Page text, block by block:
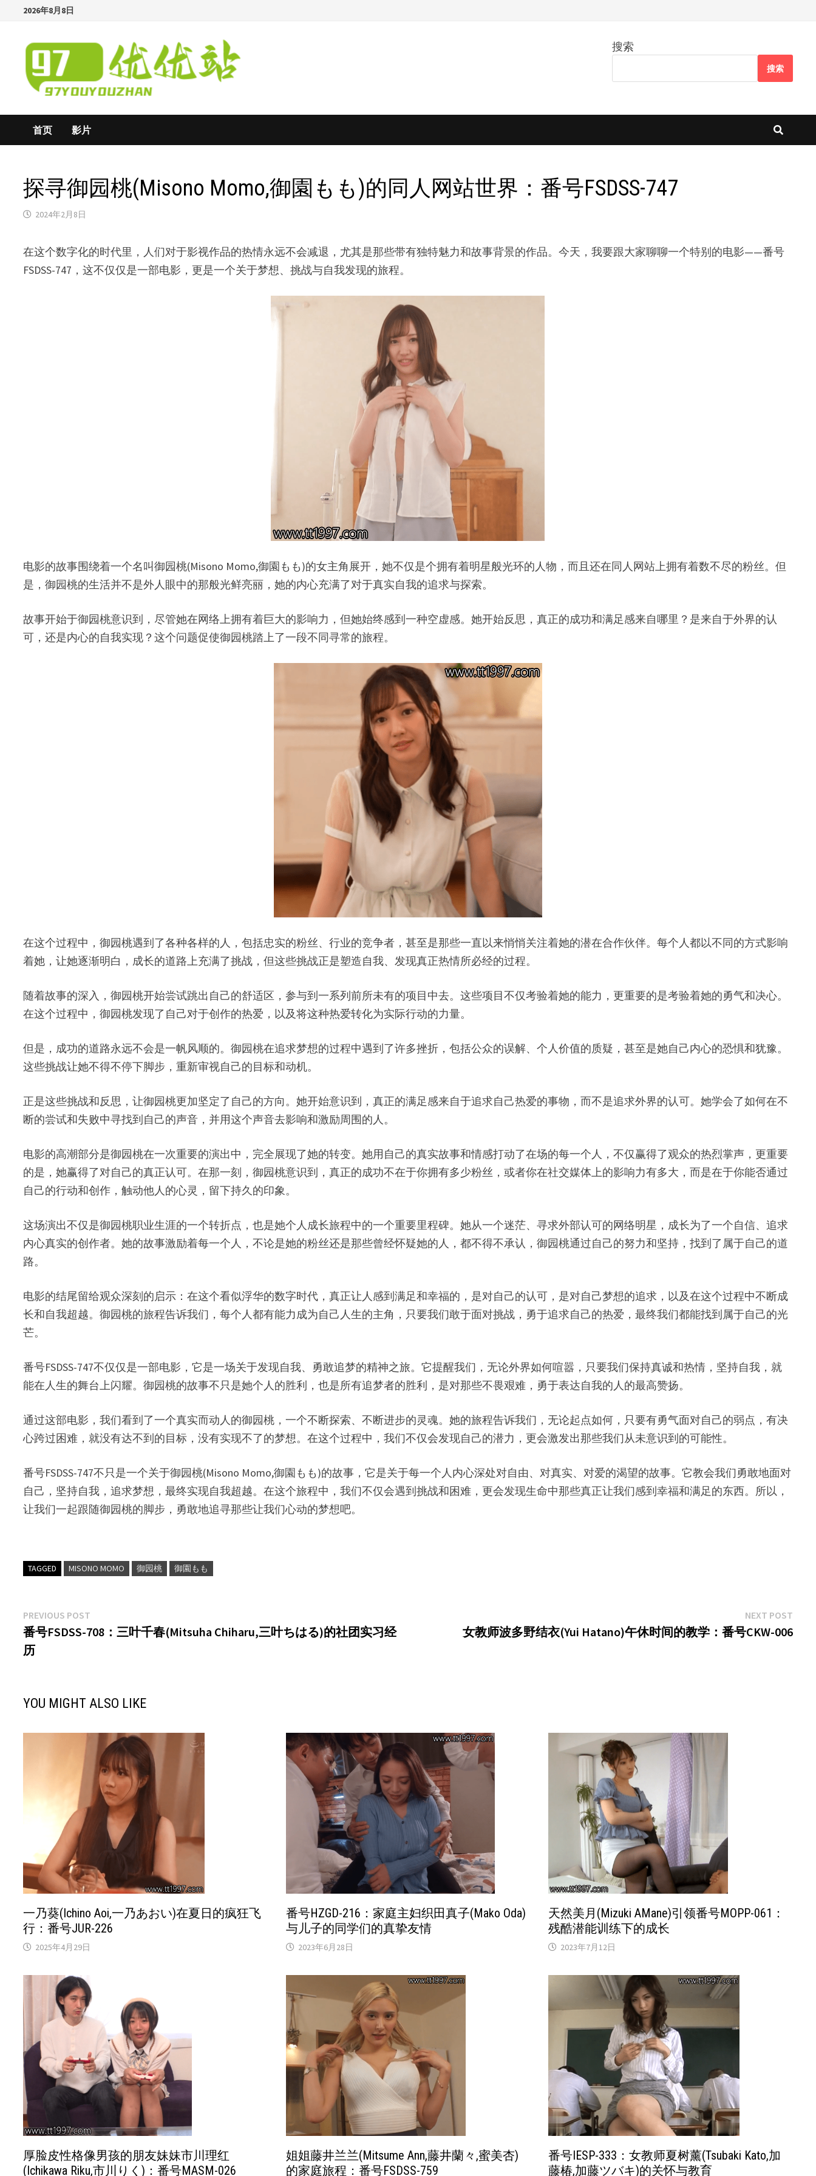
content
2026年8月8日
搜索
搜索
首页 影片
探寻御园桃(Misono Momo,御園もも)的同人网站世界：番号FSDSS-747
2024年2月8日
在这个数字化的时代里，人们对于影视作品的热情永远不会减退，尤其是那些带有独特魅力和故事背景的作品。今天，我要跟大家聊聊一个特别的电影——番号
FSDSS-747，这不仅仅是一部电影，更是一个关于梦想、挑战与自我发现的旅程。
电影的故事围绕着一个名叫御园桃(Misono Momo,御園もも)的女主角展开，她不仅是个拥有着明星般光环的人物，而且还在同人网站上拥有着数不尽的粉丝。但
是，御园桃的生活并不是外人眼中的那般光鲜亮丽，她的内心充满了对于真实自我的追求与探索。
故事开始于御园桃意识到，尽管她在网络上拥有着巨大的影响力，但她始终感到一种空虚感。她开始反思，真正的成功和满足感来自哪里？是来自于外界的认
可，还是内心的自我实现？这个问题促使御园桃踏上了一段不同寻常的旅程。
在这个过程中，御园桃遇到了各种各样的人，包括忠实的粉丝、行业的竞争者，甚至是那些一直以来悄悄关注着她的潜在合作伙伴。每个人都以不同的方式影响
着她，让她逐渐明白，成长的道路上充满了挑战，但这些挑战正是塑造自我、发现真正热情所必经的过程。
随着故事的深入，御园桃开始尝试跳出自己的舒适区，参与到一系列前所未有的项目中去。这些项目不仅考验着她的能力，更重要的是考验着她的勇气和决心。
在这个过程中，御园桃发现了自己对于创作的热爱，以及将这种热爱转化为实际行动的力量。
但是，成功的道路永远不会是一帆风顺的。御园桃在追求梦想的过程中遇到了许多挫折，包括公众的误解、个人价值的质疑，甚至是她自己内心的恐惧和犹豫。
这些挑战让她不得不停下脚步，重新审视自己的目标和动机。
正是这些挑战和反思，让御园桃更加坚定了自己的方向。她开始意识到，真正的满足感来自于追求自己热爱的事物，而不是追求外界的认可。她学会了如何在不
断的尝试和失败中寻找到自己的声音，并用这个声音去影响和激励周围的人。
电影的高潮部分是御园桃在一次重要的演出中，完全展现了她的转变。她用自己的真实故事和情感打动了在场的每一个人，不仅赢得了观众的热烈掌声，更重要
的是，她赢得了对自己的真正认可。在那一刻，御园桃意识到，真正的成功不在于你拥有多少粉丝，或者你在社交媒体上的影响力有多大，而是在于你能否通过
自己的行动和创作，触动他人的心灵，留下持久的印象。
这场演出不仅是御园桃职业生涯的一个转折点，也是她个人成长旅程中的一个重要里程碑。她从一个迷茫、寻求外部认可的网络明星，成长为了一个自信、追求
内心真实的创作者。她的故事激励着每一个人，不论是她的粉丝还是那些曾经怀疑她的人，都不得不承认，御园桃通过自己的努力和坚持，找到了属于自己的道
路。
电影的结尾留给观众深刻的启示：在这个看似浮华的数字时代，真正让人感到满足和幸福的，是对自己的认可，是对自己梦想的追求，以及在这个过程中不断成
长和自我超越。御园桃的旅程告诉我们，每个人都有能力成为自己人生的主角，只要我们敢于面对挑战，勇于追求自己的热爱，最终我们都能找到属于自己的光
芒。
番号FSDSS-747不仅仅是一部电影，它是一场关于发现自我、勇敢追梦的精神之旅。它提醒我们，无论外界如何喧嚣，只要我们保持真诚和热情，坚持自我，就
能在人生的舞台上闪耀。御园桃的故事不只是她个人的胜利，也是所有追梦者的胜利，是对那些不畏艰难，勇于表达自我的人的最高赞扬。
通过这部电影，我们看到了一个真实而动人的御园桃，一个不断探索、不断进步的灵魂。她的旅程告诉我们，无论起点如何，只要有勇气面对自己的弱点，有决
心跨过困难，就没有达不到的目标，没有实现不了的梦想。在这个过程中，我们不仅会发现自己的潜力，更会激发出那些我们从未意识到的可能性。
番号FSDSS-747不只是一个关于御园桃(Misono Momo,御園もも)的故事，它是关于每一个人内心深处对自由、对真实、对爱的渴望的故事。它教会我们勇敢地面对
自己，坚持自我，追求梦想，最终实现自我超越。在这个旅程中，我们不仅会遇到挑战和困难，更会发现生命中那些真正让我们感到幸福和满足的东西。所以，
让我们一起跟随御园桃的脚步，勇敢地追寻那些让我们心动的梦想吧。
TAGGED MISONO MOMO 御园桃 御園もも
文
章
导
PREVIOUS POST
post:
番号FSDSS-708：三叶千春(Mitsuha Chiharu,三叶ちはる)的社团实习经
历
NEXT POSTNext
post:
女教师波多野结衣(Yui Hatano)午休时间的教学：番号CKW-006
YOU MIGHT ALSO LIKE
一乃葵(Ichino Aoi,一乃あおい)在夏日的疯狂飞
行：番号JUR-226
2025年4月29日
番号HZGD-216：家庭主妇织田真子(Mako Oda)
与儿子的同学们的真挚友情
2023年6月28日
天然美月(Mizuki AMane)引领番号MOPP-061：
残酷潜能训练下的成长
2023年7月12日
厚脸皮性格像男孩的朋友妹妹市川理红
(Ichikawa Riku,市川りく)：番号MASM-026
姐姐藤井兰兰(Mitsume Ann,藤井蘭々,蜜美杏)
的家庭旅程：番号FSDSS-759
番号IESP-333：女教师夏树薰(Tsubaki Kato,加
藤椿,加藤ツバキ)的关怀与教育